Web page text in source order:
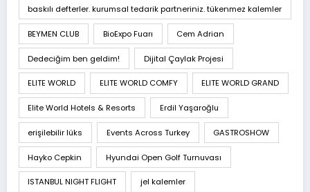
baskılı defterler. kurumsal tedarik partneriniz. tükenmez kalemler
BEYMEN CLUB BioExpo Fuarı Cem Adrian
Dedeciğim ben geldim! Dijital Çaylak Projesi
ELITE WORLD ELITE WORLD COMFY ELITE WORLD GRAND
Elite World Hotels & Resorts Erdil Yaşaroğlu
erişilebilir lüks Events Across Turkey GASTROSHOW
Hayko Cepkin Hyundai Open Golf Turnuvası
ISTANBUL NIGHT FLIGHT jel kalemler